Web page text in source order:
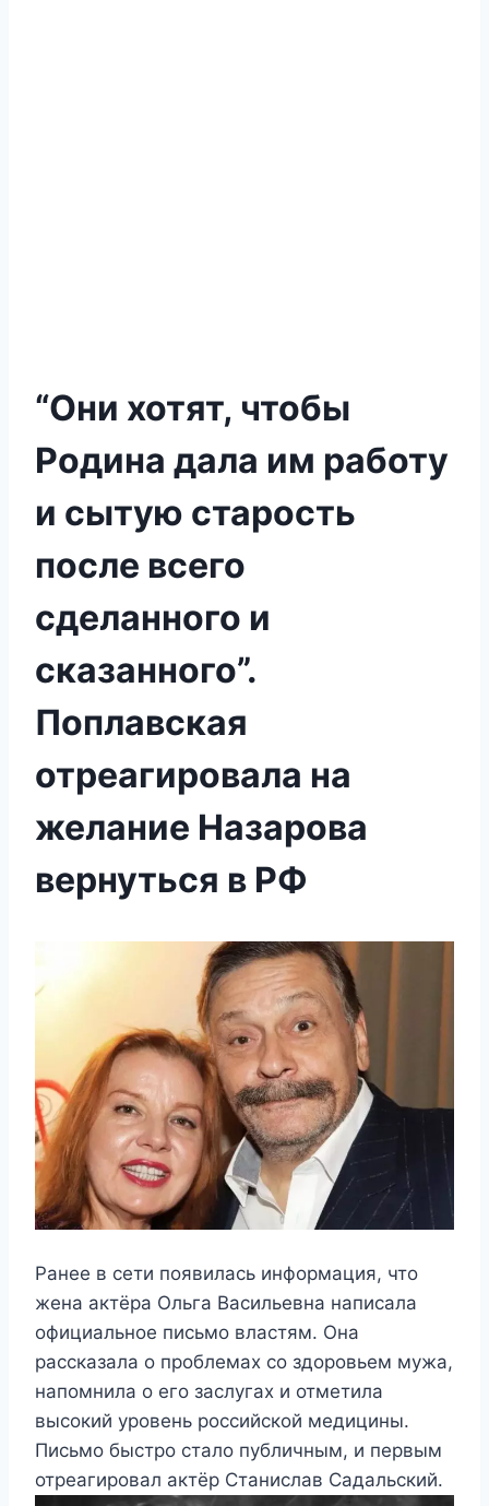
“Они хотят, чтобы
Родина дала им работу
и сытую старость
после всего
сделанного и
сказанного”.
Поплавская
отреагировала на
желание Назарова
вернуться в РФ
Ранее в сети появилась информация, что
жена актёра Ольга Васильевна написала
официальное письмо властям. Она
рассказала о проблемах со здоровьем мужа,
напомнила о его заслугах и отметила
высокий уровень российской медицины.
Письмо быстро стало публичным, и первым
отреагировал актёр Станислав Садальский.